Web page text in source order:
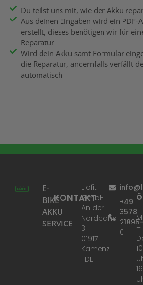
Du teilst uns mit, wie der Akku
Aus deinen Eingaben wird ein PDF-
erstellt, dieses benötigen wir für
Reparatur
Wird dein Akku samt Formular
die Reparatur, andernfalls verfällt
automatisch
E-
BIKE
AKKU
SERVICE
KONTAKT
Liofit
GmbH
An der
Nordbahn
3
01917
Kamenz
| DE
+49
3578
0
–